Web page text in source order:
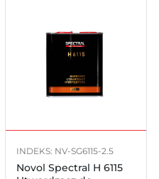
INDEKS: NV-SG6115-2.5
Novol Spectral H 6115